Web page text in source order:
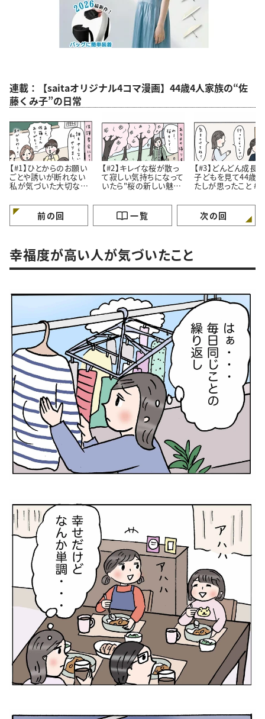
連載：【saitaオリジナル4コマ漫画】44歳4人家族の“佐
藤くみ子”の日常
【#1】ひとからのお願い
ごとや誘いが断れない
私が気づいた大切なこ
【#2】キレイな桜が散っ
て寂しい気持ちになって
いたら"桜の新しい魅
#4コマ漫画
【#3】どんどん成長
子どもを見て44歳
たしが思ったこと #4コ
前の回 一覧 次の回
幸福度が高い人が気づいたこと